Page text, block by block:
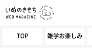
TOP 雑学お楽しみ